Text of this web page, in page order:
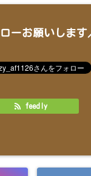
ーお願いします
feedly